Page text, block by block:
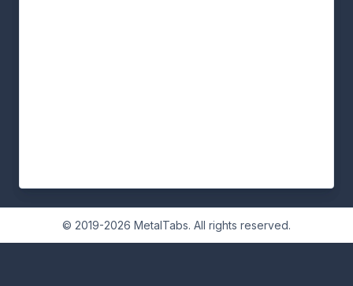
© 2019-2026 MetalTabs. All rights reserved.